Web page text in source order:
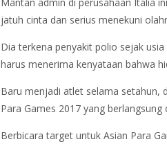
jatuh cinta dan serius menekuni
Dia terkena penyakit polio sejak
harus menerima kenyataan bahwa
Baru menjadi atlet selama setahun,
Para Games 2017 yang berlangsung
Berbicara target untuk Asian Para